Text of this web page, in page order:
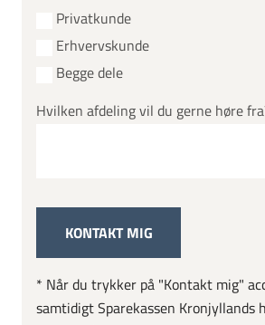
Privatkunde
Erhvervskunde
Begge dele
Hvilken afdeling vil du gerne høre
* Når du trykker på "Kontakt mig"
samtidigt Sparekassen Kronjyllands